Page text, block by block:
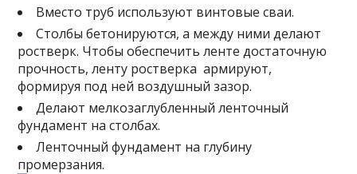
Вместо труб используют винтовые сваи.
Столбы бетонируются, а между ними делают
ростверк. Чтобы обеспечить ленте достаточную
прочность, ленту ростверка армируют,
формируя под ней воздушный зазор.
Делают мелкозаглубленный ленточный
фундамент на столбах.
Ленточный фундамент на глубину
промерзания.